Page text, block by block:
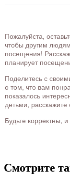
Пожалуйста,
чтобы другим
посещения!
планирует
Поделитесь с
о том, что вам
показалось
детьми, расскажите
Будьте корректны,
Смотрите